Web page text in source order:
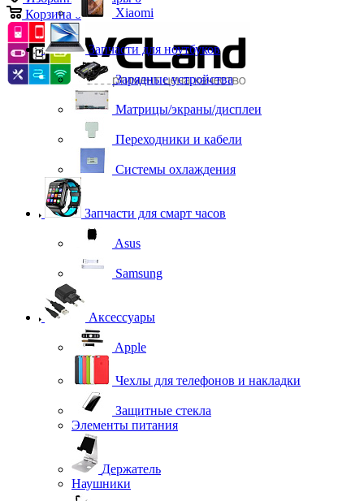
Корзина 0 Xiaomi
Запчасти для ноутбуков
Зарядные устройства
Матрицы/экраны/дисплеи
Переходники и кабели
Системы охлаждения
Запчасти для смарт часов
Asus
Samsung
Аксессуары
Apple
Чехлы для телефонов и накладки
Защитные стекла
Элементы питания
Держатель
Наушники